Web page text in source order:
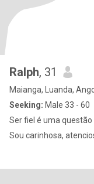
Ralph, 31
Maianga, Luanda,
Seeking: Male 33 - 60
Ser fiel é uma questão
Sou carinhosa,